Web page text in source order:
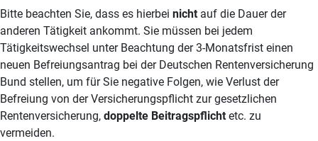
Bitte beachten Sie, dass es hierbei nicht auf die Dauer der
anderen Tätigkeit ankommt. Sie müssen bei jedem
Tätigkeitswechsel unter Beachtung der 3-Monatsfrist einen
neuen Befreiungsantrag bei der Deutschen Rentenversicherung
Bund stellen, um für Sie negative Folgen, wie Verlust der
Befreiung von der Versicherungspflicht zur gesetzlichen
Rentenversicherung, doppelte Beitragspflicht etc. zu
vermeiden.